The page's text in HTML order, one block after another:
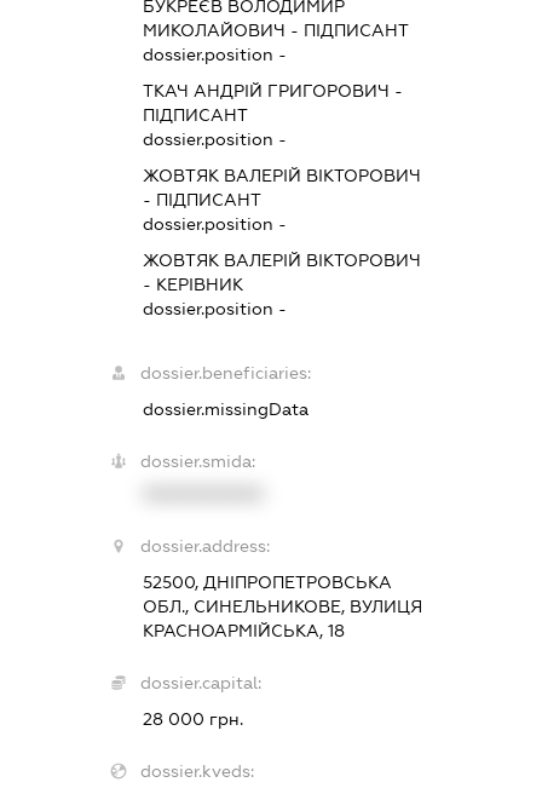
БУКРЕЄВ ВОЛОДИМИР
МИКОЛАЙОВИЧ - ПІДПИСАНТ
dossier.position -
ТКАЧ АНДРІЙ ГРИГОРОВИЧ -
ПІДПИСАНТ
dossier.position -
ЖОВТЯК ВАЛЕРІЙ ВІКТОРОВИЧ
- ПІДПИСАНТ
dossier.position -
ЖОВТЯК ВАЛЕРІЙ ВІКТОРОВИЧ
- КЕРІВНИК
dossier.position -
dossier.beneficiaries:
dossier.missingData
dossier.smida:
dossier.address:
52500, ДНІПРОПЕТРОВСЬКА
ОБЛ., СИНЕЛЬНИКОВЕ, ВУЛИЦЯ
КРАСНОАРМІЙСЬКА, 18
dossier.capital:
28 000 грн.
dossier.kveds: